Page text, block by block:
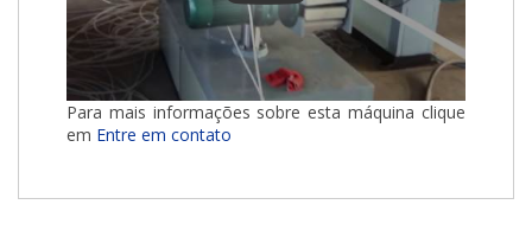
Para mais informações sobre esta máquina clique
em Entre em contato